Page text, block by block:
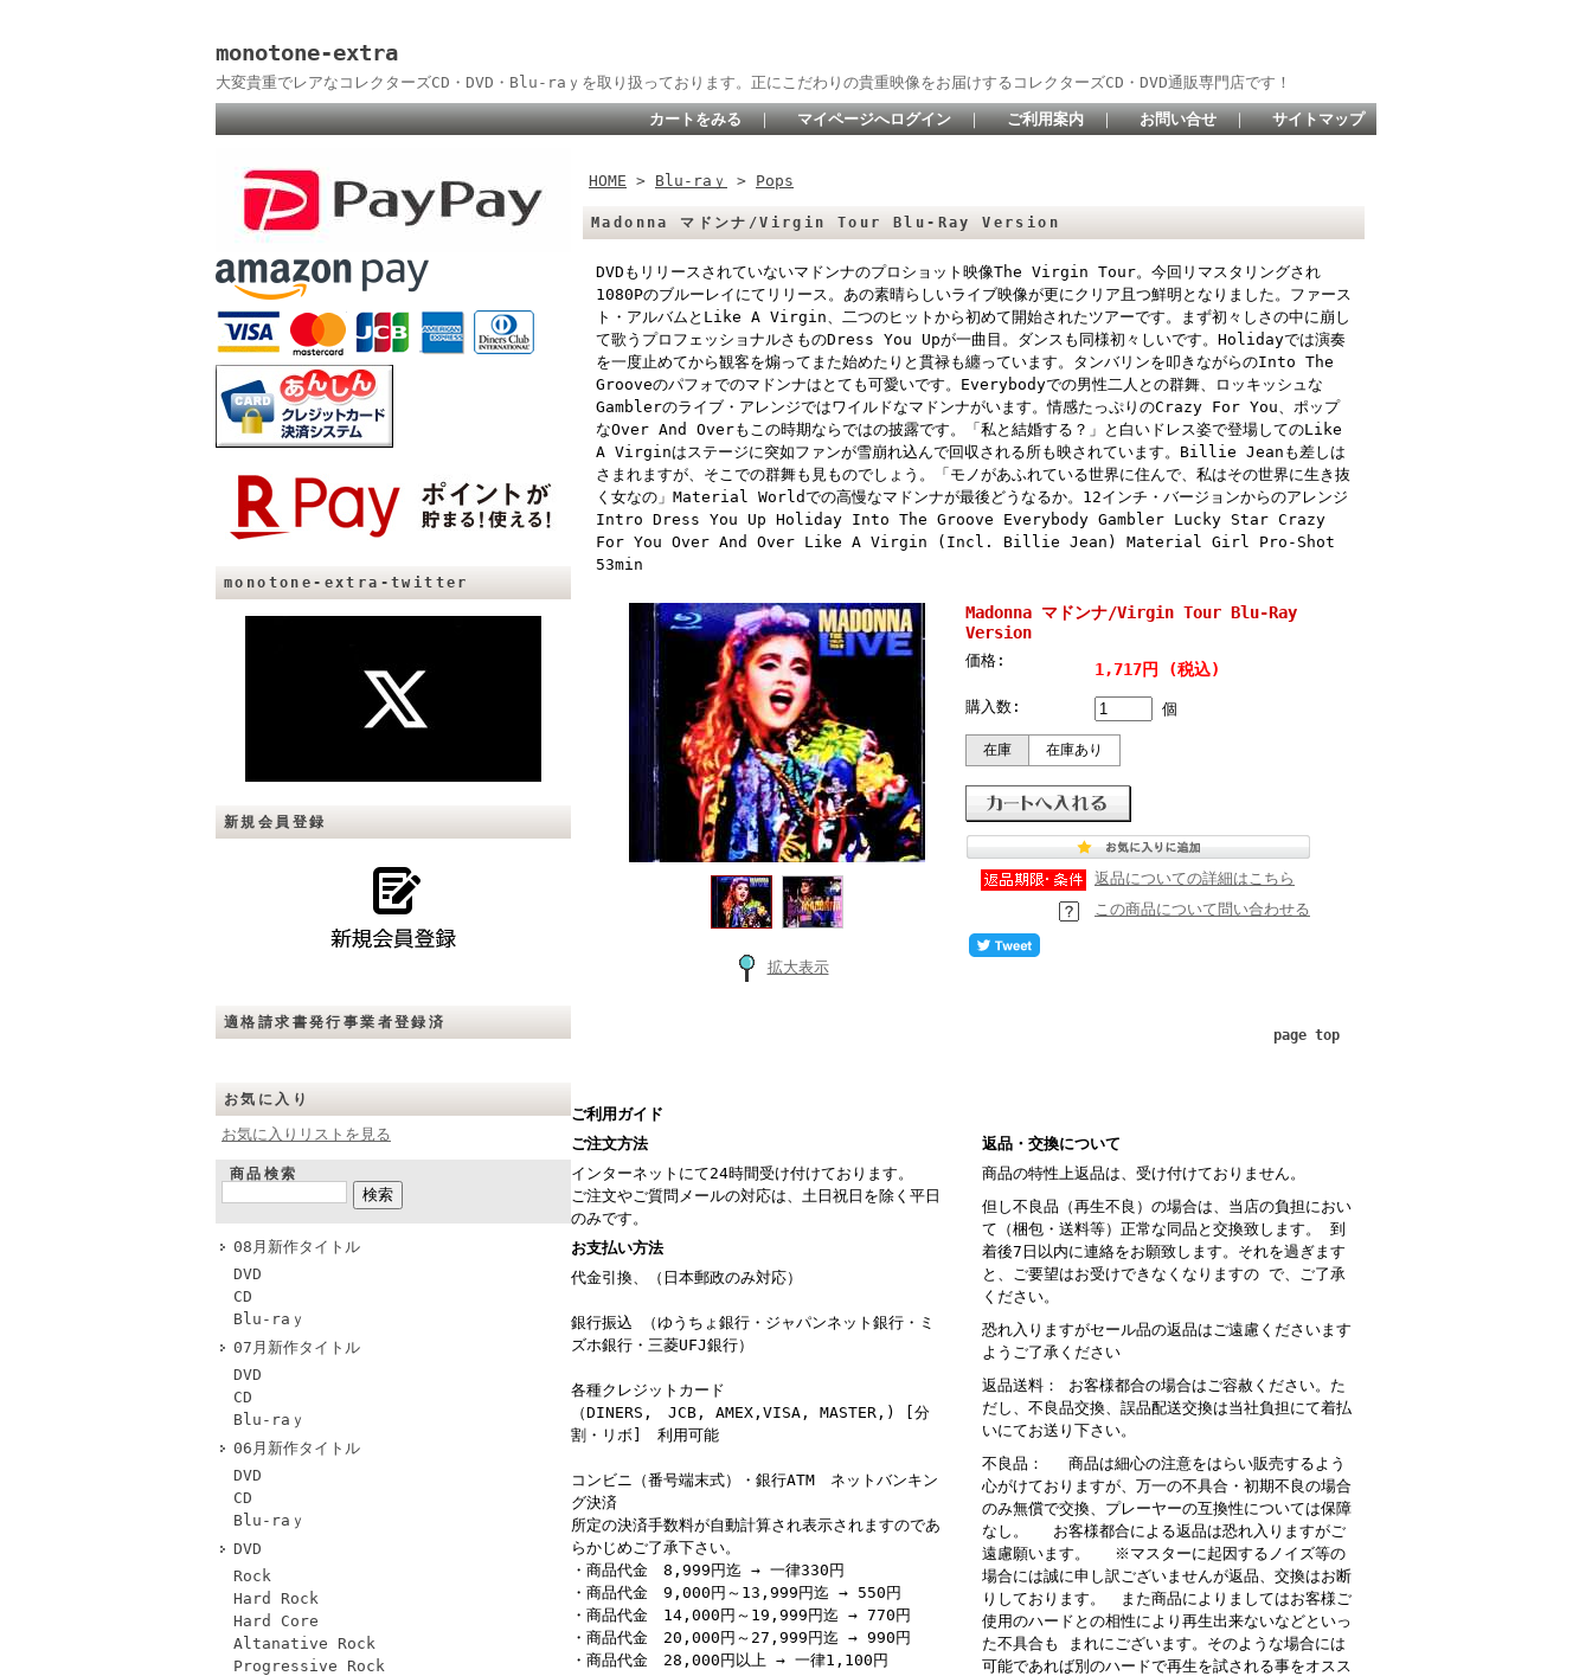
monotone-extra
大変貴重でレアなコレクターズCD・DVD・Blu-raｙを取り扱っております。正にこだわりの貴重映像をお届けするコレクターズCD・DVD通販専門店です！
カートをみる ｜ マイページへログイン ｜ ご利用案内 ｜ お問い合せ ｜ サイトマップ
monotone-extra-twitter
新規会員登録
適格請求書発行事業者登録済
お気に入り
お気に入りリストを見る
商品検索
08月新作タイトル
DVD
CD
Blu-raｙ
07月新作タイトル
DVD
CD
Blu-raｙ
06月新作タイトル
DVD
CD
Blu-raｙ
DVD
Rock
Hard Rock
Hard Core
Altanative Rock
Progressive Rock
HOME > Blu-raｙ > Pops
Madonna マドンナ/Virgin Tour Blu-Ray Version
DVDもリリースされていないマドンナのプロショット映像The Virgin Tour。今回リマスタリングされ
1080Pのブルーレイにてリリース。あの素晴らしいライブ映像が更にクリア且つ鮮明となりました。ファース
ト・アルバムとLike A Virgin、二つのヒットから初めて開始されたツアーです。まず初々しさの中に崩し
て歌うプロフェッショナルさものDress You Upが一曲目。ダンスも同様初々しいです。Holidayでは演奏
を一度止めてから観客を煽ってまた始めたりと貫禄も纏っています。タンバリンを叩きながらのInto The
Grooveのパフォでのマドンナはとても可愛いです。Everybodyでの男性二人との群舞、ロッキッシュな
Gamblerのライブ・アレンジではワイルドなマドンナがいます。情感たっぷりのCrazy For You、ポップ
なOver And Overもこの時期ならではの披露です。「私と結婚する？」と白いドレス姿で登場してのLike
A Virginはステージに突如ファンが雪崩れ込んで回収される所も映されています。Billie Jeanも差しは
さまれますが、そこでの群舞も見ものでしょう。「モノがあふれている世界に住んで、私はその世界に生き抜
く女なの」Material Worldでの高慢なマドンナが最後どうなるか。12インチ・バージョンからのアレンジ
Intro Dress You Up Holiday Into The Groove Everybody Gambler Lucky Star Crazy
For You Over And Over Like A Virgin (Incl. Billie Jean) Material Girl Pro-Shot
53min
拡大表示
Madonna マドンナ/Virgin Tour Blu-Ray
Version
価格: 1,717円 (税込)
購入数: 個
在庫 在庫あり
返品についての詳細はこちら
この商品について問い合わせる
page top
ご利用ガイド
ご注文方法
インターネットにて24時間受け付けております。
ご注文やご質問メールの対応は、土日祝日を除く平日
のみです。
お支払い方法
代金引換、（日本郵政のみ対応）
銀行振込 （ゆうちょ銀行・ジャパンネット銀行・ミ
ズホ銀行・三菱UFJ銀行）
各種クレジットカード
（DINERS, JCB, AMEX,VISA, MASTER,) [分
割・リボ] 利用可能
コンビニ（番号端末式）・銀行ATM ネットバンキン
グ決済
所定の決済手数料が自動計算され表示されますのであ
らかじめご了承下さい。
・商品代金 8,999円迄 → 一律330円
・商品代金 9,000円～13,999円迄 → 550円
・商品代金 14,000円～19,999円迄 → 770円
・商品代金 20,000円～27,999円迄 → 990円
・商品代金 28,000円以上 → 一律1,100円
返品・交換について
商品の特性上返品は、受け付けておりません。
但し不良品（再生不良）の場合は、当店の負担におい
て（梱包・送料等）正常な同品と交換致します。 到
着後7日以内に連絡をお願致します。それを過ぎます
と、ご要望はお受けできなくなりますの で、ご了承
ください。
恐れ入りますがセール品の返品はご遠慮くださいます
ようご了承ください
返品送料： お客様都合の場合はご容赦ください。た
だし、不良品交換、誤品配送交換は当社負担にて着払
いにてお送り下さい。
不良品： 商品は細心の注意をはらい販売するよう
心がけておりますが、万一の不具合・初期不良の場合
のみ無償で交換、プレーヤーの互換性については保障
なし。 お客様都合による返品は恐れ入りますがご
遠慮願います。 ※マスターに起因するノイズ等の
場合には誠に申し訳ございませんが返品、交換はお断
りしております。 また商品によりましてはお客様ご
使用のハードとの相性により再生出来ないなどといっ
た不具合も まれにございます。そのような場合には
可能であれば別のハードで再生を試される事をオスス